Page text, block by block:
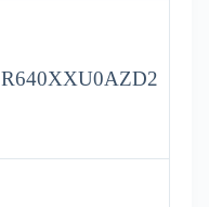
R640XXU0AZD2